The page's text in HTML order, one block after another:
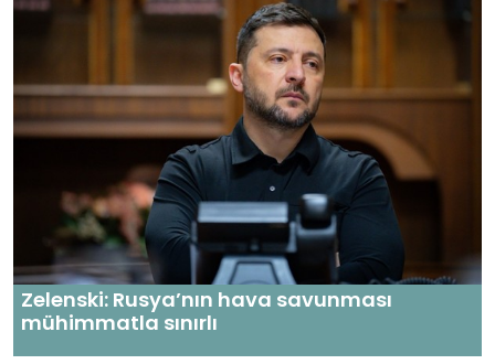
Zelenski: Rusya’nın hava savunması
mühimmatla sınırlı